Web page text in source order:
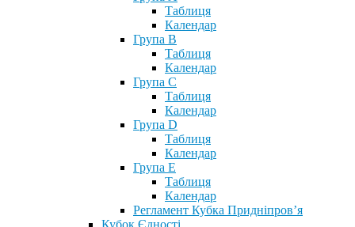
Таблиця
Календар
Група В
Таблиця
Календар
Група С
Таблиця
Календар
Група D
Таблиця
Календар
Група Е
Таблиця
Календар
Регламент Кубка Придніпров’я
Кубок Єдності